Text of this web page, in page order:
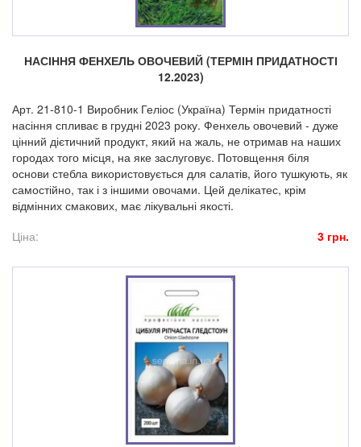
НАСІННЯ ФЕНХЕЛЬ ОВОЧЕВИЙ (ТЕРМІН ПРИДАТНОСТІ
12.2023)
Арт. 21-810-1 Виробник Геліос (Україна) Термін придатності
насіння спливає в грудні 2023 року. Фенхель овочевий - дуже
цінний дієтичний продукт, який на жаль, не отримав на наших
городах того місця, на яке заслуговує. Потовщення біля
основи стебла використовується для салатів, його тушкують, як
самостійно, так і з іншими овочами. Цей делікатес, крім
відмінних смакових, має лікувальні якості.
Ціна:
3 грн.